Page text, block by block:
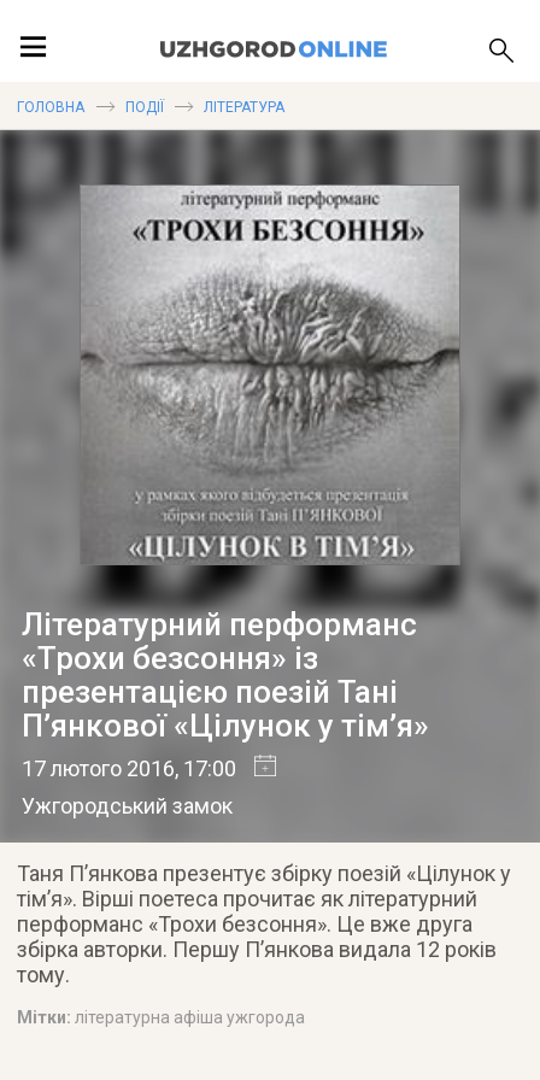
ПУБЛІКАЦІЇ
ГОЛОВНА ПОДІЇ ЛІТЕРАТУРА
Літературний перформанс
«Трохи безсоння» із
презентацією поезій Тані
П’янкової «Цілунок у тім’я»
17 лютого 2016, 17:00
Ужгородський замок
Таня П’янкова презентує збірку поезій «Цілунок у
тім’я». Вірші поетеса прочитає як літературний
перформанс «Трохи безсоння». Це вже друга
збірка авторки. Першу П’янкова видала 12 років
тому.
Мітки: літературна афіша ужгорода